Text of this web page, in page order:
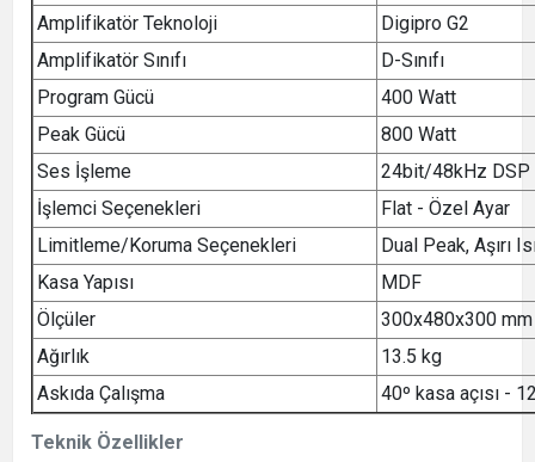
Teknik Özellikler
Amplifikatör Teknoloji
Digipro G2
Amplifikatör Sınıfı
D-Sınıfı
Program Gücü
400 Watt
Peak Gücü
800 Watt
Ses İşleme
24bit/48kHz DSP
İşlemci Seçenekleri
Flat - Özel Ayar
Limitleme/Koruma Seçenekleri
Dual Peak, Aşırı
Kasa Yapısı
MDF
Ölçüler
300x480x300 mm
Ağırlık
13.5 kg
Askıda Çalışma
40º kasa açısı -